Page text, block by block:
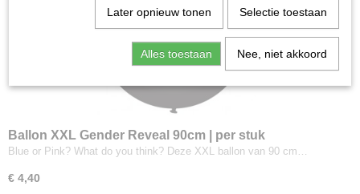
Ballon XXL Gender Reveal 90cm | per stuk
Blue or Pink? What do you think? Deze XXL ballon van 90 cm…
€ 4,40
Later opnieuw tonen Selectie toestaan
Alles toestaan Nee, niet akkoord